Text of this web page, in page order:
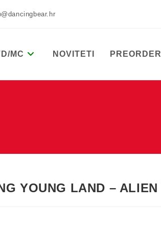
MC NOVITETI PREORDER
YOUNG LAND – ALIEN